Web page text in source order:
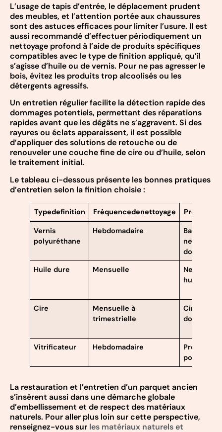
L’usage de tapis d’entrée, le déplacement prudent
des meubles, et l’attention portée aux chaussures
sont des astuces efficaces pour limiter l’usure. Il est
aussi recommandé d’effectuer périodiquement un
nettoyage profond à l’aide de produits spécifiques
compatibles avec le type de finition appliqué, qu’il
s’agisse d’huile ou de vernis. Pour ne pas agresser le
bois, évitez les produits trop alcoolisés ou les
détergents agressifs.
Un entretien régulier facilite la détection rapide des
dommages potentiels, permettant des réparations
rapides avant que les dégâts ne s’aggravent. Si des
rayures ou éclats apparaissent, il est possible
d’appliquer des solutions de retouche ou de
renouveler une couche fine de cire ou d’huile, selon
le traitement initial.
Le tableau ci-dessous présente les bonnes pratiques
d’entretien selon la finition choisie :
Typedefinition Fréquencedenettoyage
Vernis
polyuréthane
Hebdomadaire
Balai
nettoyant
doux
Huile dure
Mensuelle
Nettoyant
huilé,
Cire
Mensuelle à
trimestrielle
Cire à
doux
Vitrificateur Hebdomadaire
Produit
pour sols
La restauration et l’entretien d’un parquet ancien
s’insèrent aussi dans une démarche globale
d’embellissement et de respect des matériaux
naturels. Pour aller plus loin sur cette perspective,
renseignez-vous sur les matériaux naturels et